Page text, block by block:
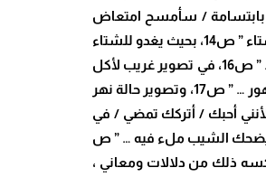
بابتسامة / سأمسح امتعاض
المعاطف الثقيلة … ” ص13 ، في إبراز قدرة الابتسامة على إزاحة التأفف والانقباض عن معاطف تشكل عبئا ثقيلا على الجسد ، وفي : ” لا تقطبي جبين الشتاء ” ص14، بحيث يغدو للشتاء
جبين يلتمس عدم تقطيبه تفاديا لأي إحساس بالإزعاج والضيق ، وتشبيه التفاصيل بفئران تدأب على أكل الصبر : ” كفئران لئيمة / تقضم التفاصيل صبري … ” ص16، في تصوير غريب لأكل
التفاصيل والتهامها للصبر! والجمل الذي يجرب الرقص باحثا عن جمهور يؤثث فضاء حفل يمارس فيه غواية الرقص : ” جمل يحاول الرقص / يبحث عن جمهور … ” ص17، وتصوير حالة نهر
أحبك / أتركك تمضي / في
يضحك الشيب ملء فيه … ” ص
الشاعرة ، وما يعكسه ذلك من دلالات ومعاني ،